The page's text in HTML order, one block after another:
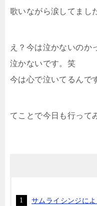
歌いながら涙してまし
え？今は泣かないのか
泣かないです。笑
今は心で泣いてるんで
てことで今日も行って
サムライシンジに